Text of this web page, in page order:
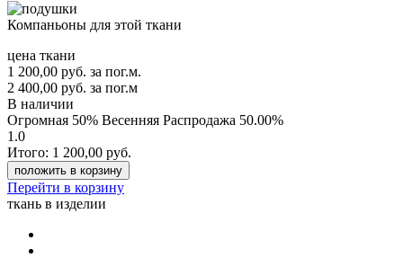
Компаньоны для этой ткани
цена ткани
1 200,00 руб. за пог.м.
2 400,00 руб. за пог.м
В наличии
Огромная 50% Весенняя Распродажа 50.00%
1.0
Итого: 1 200,00 руб.
положить в корзину
Перейти в корзину
ткань в изделии